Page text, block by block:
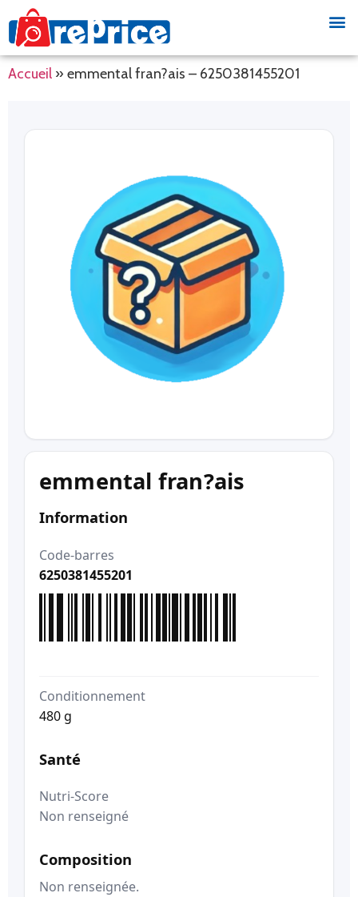
Accueil » emmental fran?ais – 6250381455201
emmental fran?ais
Information
Code-barres
6250381455201
Conditionnement
480 g
Santé
Nutri-Score
Non renseigné
Composition
Non renseignée.